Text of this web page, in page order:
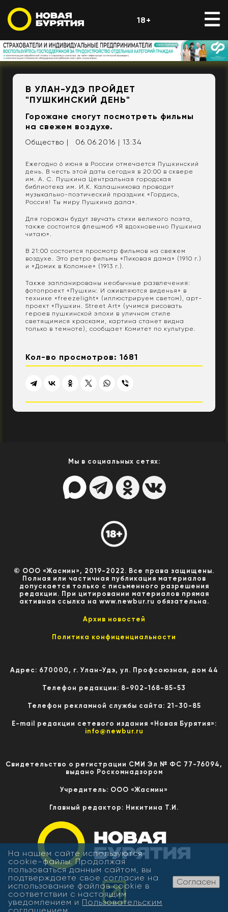
18+
В УЛАН-УДЭ ПРОЙДЕТ ​
"ПУШКИНСКИЙ ДЕНЬ"
Горожане смогут посмотреть фильмы
на свежем воздухе.
Общество | 06.06.2016 | 13:34
Ежегодно 6 июня в России отмечается Пушкинский
день. В честь этой даты сегодня в 20:00 в сквере
им. А. С. Пушкина Центральная городская
библиотека им. И.К. Калашникова проводит
музыкально-поэтический праздник «Гордись,
Россия! Ты миру Пушкина дала».
Для горожан будут звучать стихи великого поэта,
также состоится флешмоб «Я вдохновенно Пушкина
читаю».
В 21:00 состоится просмотр фильмов на свежем
воздухе. Это ретро фильмы «Пиковая дама» (1910 г.)
и «Домик в Коломне» (1913 г.).
Также запланированы необычные развлечения:
фотопроект «Пушкин: И оживляются виденья» в
технике «freezelight» (иллюстрируем светом), арт-
проект «Пушкин. Street Art» (учимся рисовать
героев пушкинской эпохи в уличном стиле
светящимися красками, картина станет видна
только в темноте), сообщает Комитет по культуре.
Кол-во просмотров: 1681
Мы в социальных сетях:
© ООО «Жасмин», 2019-2022. Все права защищены.
Полная или частичная публикация материалов
допускается только с письменного разрешения
редакции. При цитировании материалов прямая
активная ссылка на www.newbur.ru обязательна.
Архив новостей
Политика конфиценциальности
Адрес: 670000, г. Улан-Удэ, ул. Профсоюзная, дом 44
Телефон редакции: 8-902-168-85-53
Телефон рекламной службы сайта: 21-30-85
E-mail редакции сетевого издания «Новая Бурятия»:
info@newbur.ru
Свидетельство о регистрации СМИ Эл № ФС 77-76094,
выдано Роскомнадзором
Учредитель: ООО «Жасмин»
Главный редактор: Никитина Т.И.
На нашем сайте используются
cookie-файлы. Продолжая
пользоваться данным сайтом, вы
подтверждаете свое согласие на
использование файлов cookie в
соответствии с настоящим
уведомлением и Пользовательским
Согласен